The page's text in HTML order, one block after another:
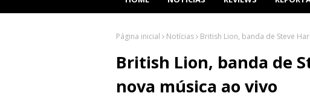
Página inicial Notícias British Lion, banda de Steve
British Lion, banda de
nova música ao vivo